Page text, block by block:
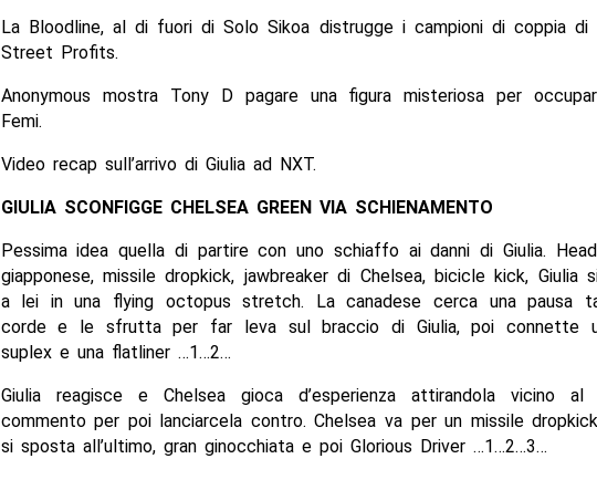
La Bloodline, al di fuori di Solo Sikoa distrugge i campioni di coppia
Street Profits.
Anonymous mostra Tony D pagare una figura misteriosa per
Femi.
Video recap sull’arrivo di Giulia ad NXT.
GIULIA SCONFIGGE CHELSEA GREEN VIA SCHIENAMENTO
Pessima idea quella di partire con uno schiaffo ai danni di Giulia.
giapponese, missile dropkick, jawbreaker di Chelsea, bicicle kick, Giulia
a lei in una flying octopus stretch. La canadese cerca una pausa
corde e le sfrutta per far leva sul braccio di Giulia, poi connette
suplex e una flatliner …1…2…
Giulia reagisce e Chelsea gioca d’esperienza attirandola vicino
commento per poi lanciarcela contro. Chelsea va per un missile
si sposta all’ultimo, gran ginocchiata e poi Glorious Driver …1…2…3…